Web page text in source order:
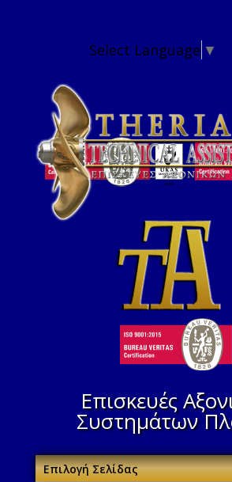
Select Language ▼
Επισκευές
Συστημάτων
Επιλογή Σελίδας